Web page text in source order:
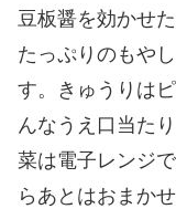
豆板醤を効かせ
たっぷりのもや
す。きゅうりは
んなうえ口当た
菜は電子レンジ
らあとはおまか